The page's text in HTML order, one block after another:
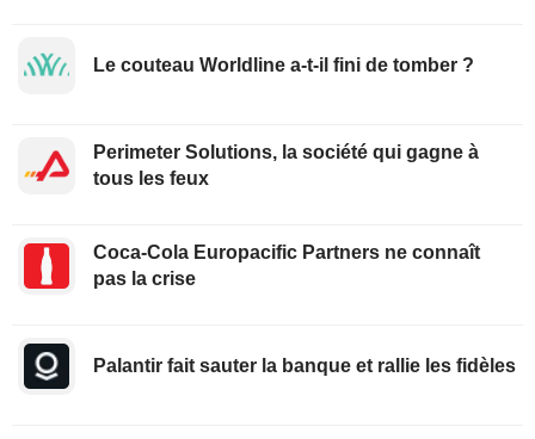
Le couteau Worldline a-t-il fini de tomber ?
Perimeter Solutions, la société qui gagne à
tous les feux
Coca-Cola Europacific Partners ne connaît
pas la crise
Palantir fait sauter la banque et rallie les fidèles